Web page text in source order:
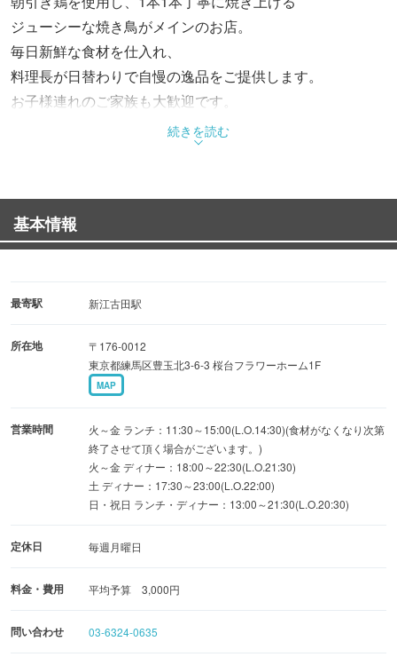
ジューシーな焼き鳥がメインのお店。
毎日新鮮な食材を仕入れ、
料理長が日替わりで自慢の逸品をご提供します。
お子様連れのご家族も大歓迎です。
続きを読む
基本情報
最寄駅 新江古田駅
所在地
〒176-0012
東京都練馬区豊玉北3-6-3 桜台フラワーホーム1F
MAP
営業時間
火～金 ランチ：11:30～15:00(L.O.14:30)(食材がなくなり次第
終了させて頂く場合がございます。)
火～金 ディナー：18:00～22:30(L.O.21:30)
土 ディナー：17:30～23:00(L.O.22:00)
日・祝日 ランチ・ディナー：13:00～21:30(L.O.20:30)
定休日 毎週月曜日
料金・費用 平均予算 3,000円
問い合わせ 03-6324-0635